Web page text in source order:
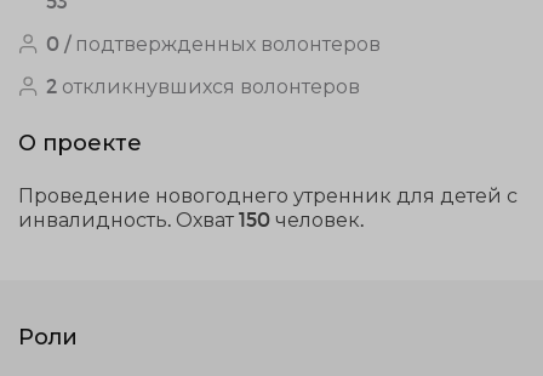
0 / подтвержденных волонтеров
2 откликнувшихся волонтеров
О проекте
Проведение новогоднего утренник для детей с
инвалидность. Охват 150 человек.
Роли